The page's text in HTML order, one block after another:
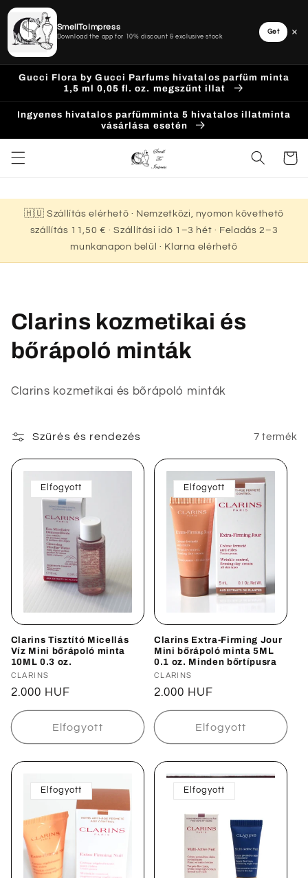
Ugrás a
tartalomhoz
Gucci Flora by Gucci Parfums hivatalos parfüm minta
1,5 ml 0,05 fl. oz. megszűnt illat
Ingyenes hivatalos parfümminta 5 hivatalos illatminta
vásárlása esetén
Kosár
🇭🇺 Szállítás elérhető · Nemzetközi, nyomon követhető
szállítás 11,50 € · Szállítási idő 1–3 hét · Feladás 2–3
munkanapon belül · Klarna elérhető
K
o
e
k
Clarins kozmetikai és
bőrápoló minták
Clarins kozmetikai és bőrápoló minták
Szűrés és rendezés 7 termék
Elfogyott
Clarins Tisztító Micellás
Víz Mini bőrápoló minta
10ML 0.3 oz.
Forgalmazó:
CLARINS
Normál
ár
2.000 HUF
Elfogyott
Elfogyott
Clarins Extra-Firming Jour
Mini bőrápoló minta 5ML
0.1 oz. Minden bőrtípusra
Forgalmazó:
CLARINS
Normál
ár
2.000 HUF
Elfogyott
Elfogyott Elfogyott
SmellToImpress
Download the app for 10% discount & exclusive stock
Get ×